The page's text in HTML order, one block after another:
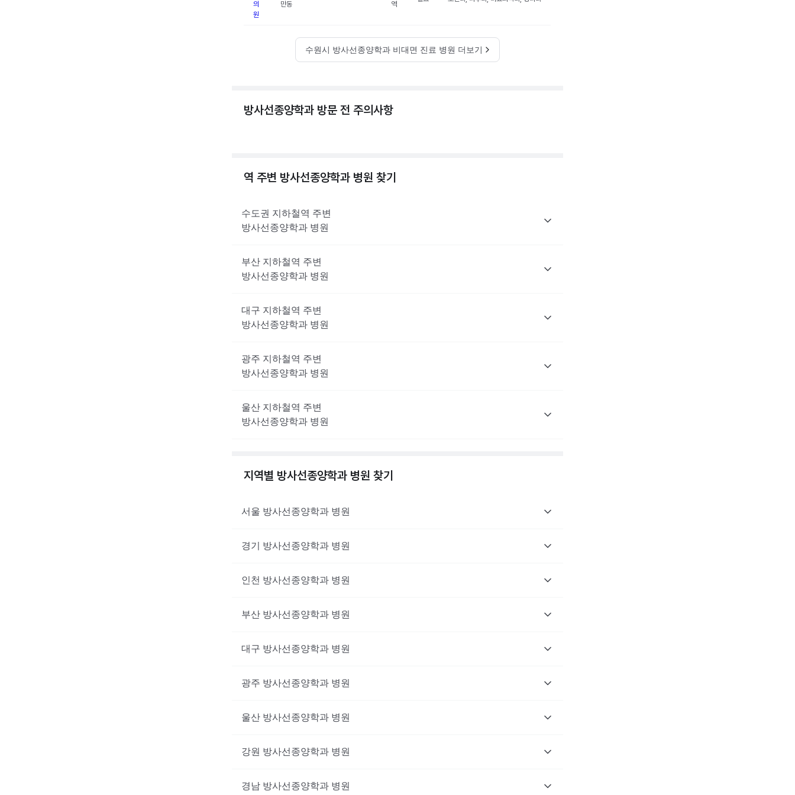
의
원
만동
역
수원시 방사선종양학과 비대면 진료 병원 더보기
방사선종양학과 방문 전 주의사항
역 주변 방사선종양학과 병원 찾기
수도권 지하철역 주변
방사선종양학과 병원
부산 지하철역 주변
방사선종양학과 병원
대구 지하철역 주변
방사선종양학과 병원
광주 지하철역 주변
방사선종양학과 병원
울산 지하철역 주변
방사선종양학과 병원
지역별 방사선종양학과 병원 찾기
서울 방사선종양학과 병원
경기 방사선종양학과 병원
인천 방사선종양학과 병원
부산 방사선종양학과 병원
대구 방사선종양학과 병원
광주 방사선종양학과 병원
울산 방사선종양학과 병원
강원 방사선종양학과 병원
경남 방사선종양학과 병원